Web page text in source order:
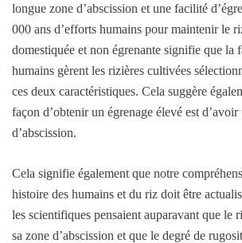
longue zone d’abscission et une facilité
000 ans d’efforts humains pour maintenir le
domestiquée et non égrenante signifie que la
humains gèrent les rizières cultivées
ces deux caractéristiques. Cela suggère
façon d’obtenir un égrenage élevé est
d’abscission.
Cela signifie également que notre
histoire des humains et du riz doit être
les scientifiques pensaient auparavant que le
sa zone d’abscission et que le degré de